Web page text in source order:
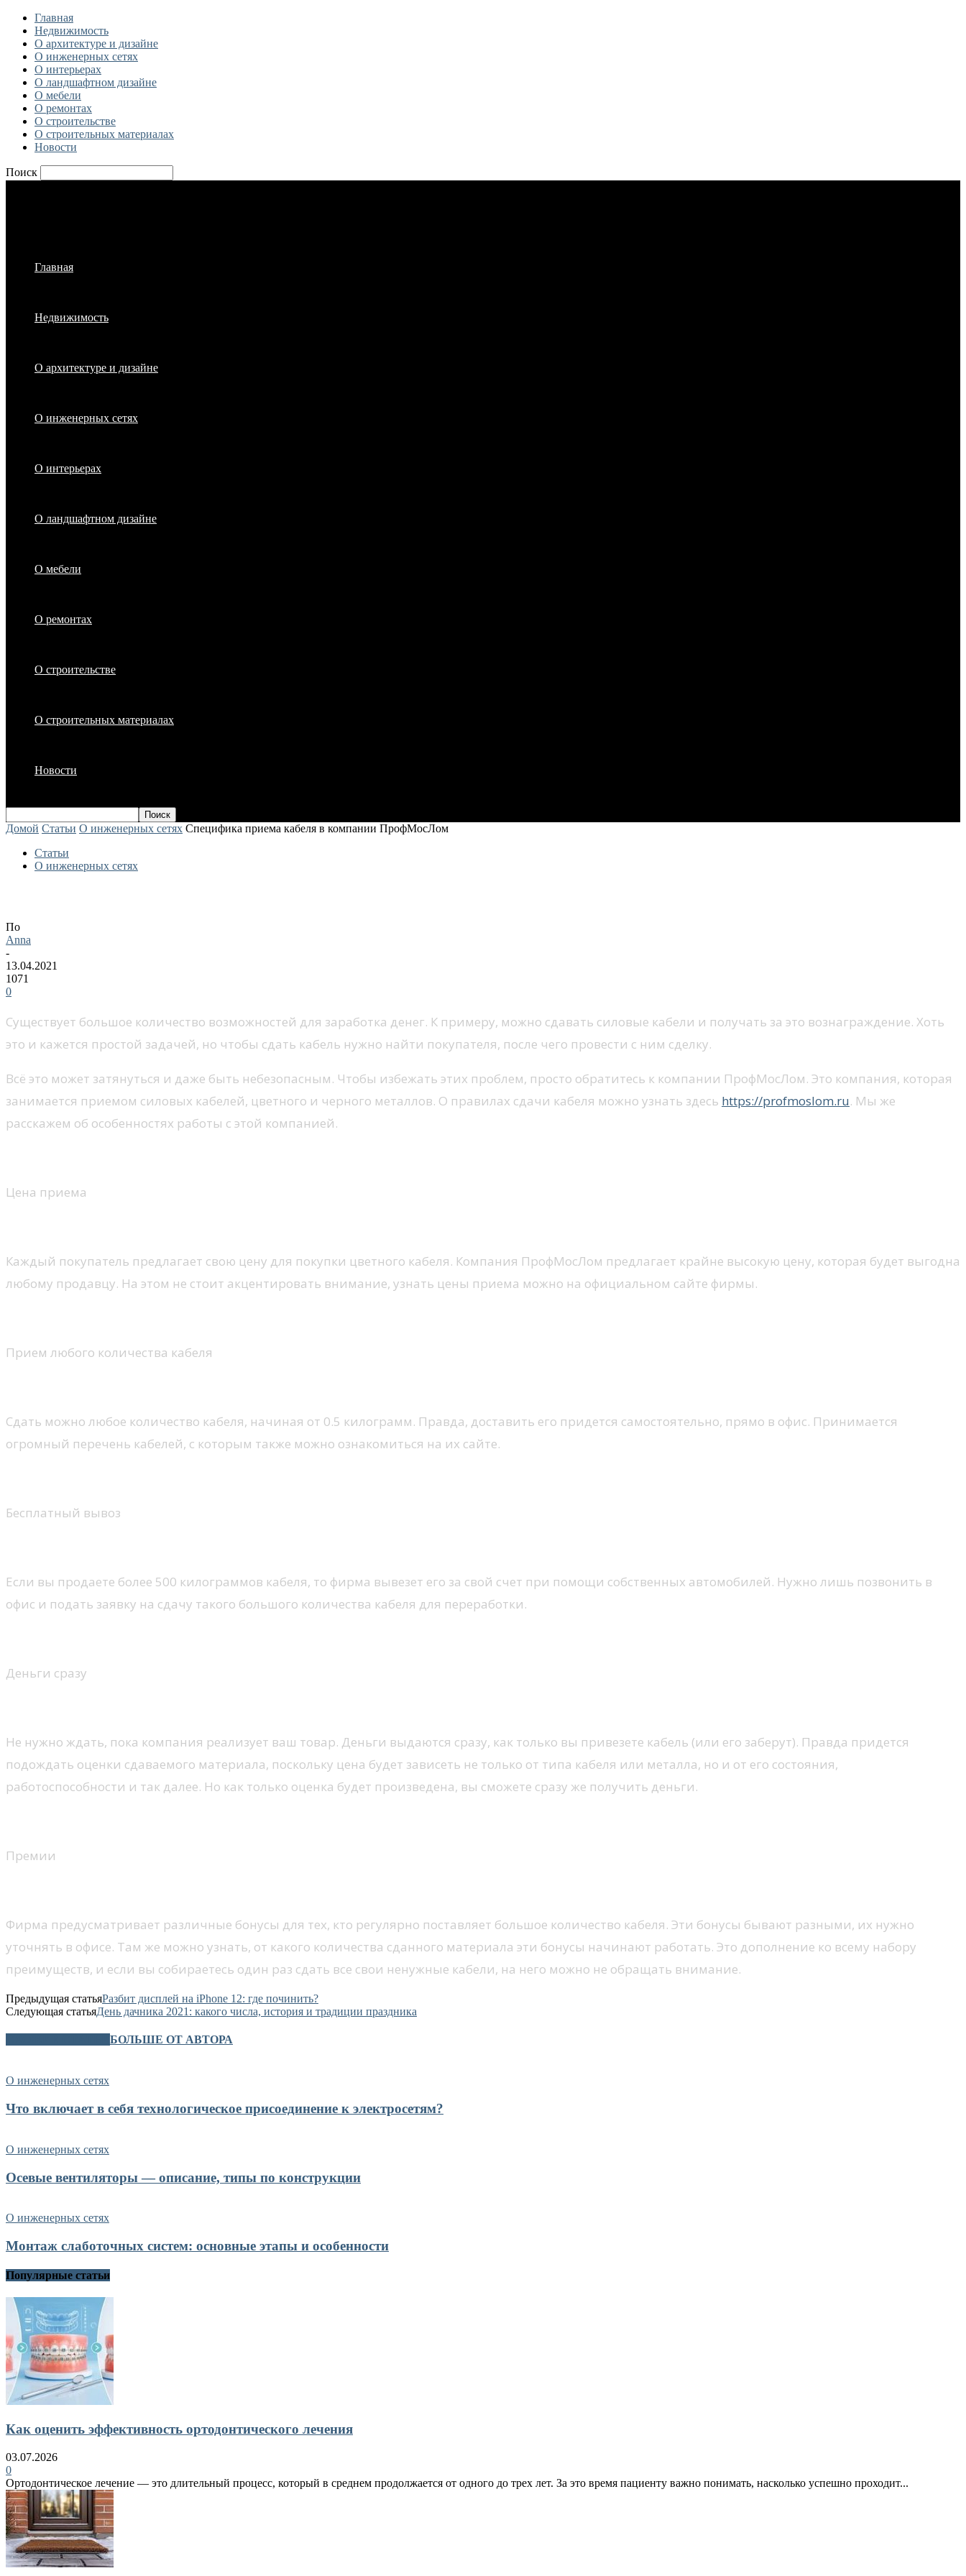
Главная
Недвижимость
О архитектуре и дизайне
О инженерных сетях
О интерьерах
О ландшафтном дизайне
О мебели
О ремонтах
О строительстве
О строительных материалах
Новости
Поиск
Главная
Недвижимость
О архитектуре и дизайне
О инженерных сетях
О интерьерах
О ландшафтном дизайне
О мебели
О ремонтах
О строительстве
О строительных материалах
Новости
Домой Статьи О инженерных сетях Специфика приема кабеля в компании ПрофМосЛом
Статьи
О инженерных сетях
По
Anna
-
13.04.2021
1071
0
Существует большое количество возможностей для заработка денег. К примеру, можно сдавать силовые кабели и получать за это вознаграждение. Хоть
это и кажется простой задачей, но чтобы сдать кабель нужно найти покупателя, после чего провести с ним сделку.
Всё это может затянуться и даже быть небезопасным. Чтобы избежать этих проблем, просто обратитесь к компании ПрофМосЛом. Это компания, которая
занимается приемом силовых кабелей, цветного и черного металлов. О правилах сдачи кабеля можно узнать здесь https://profmoslom.ru. Мы же
расскажем об особенностях работы с этой компанией.
Цена приема
Каждый покупатель предлагает свою цену для покупки цветного кабеля. Компания ПрофМосЛом предлагает крайне высокую цену, которая будет выгодна
любому продавцу. На этом не стоит акцентировать внимание, узнать цены приема можно на официальном сайте фирмы.
Прием любого количества кабеля
Сдать можно любое количество кабеля, начиная от 0.5 килограмм. Правда, доставить его придется самостоятельно, прямо в офис. Принимается
огромный перечень кабелей, с которым также можно ознакомиться на их сайте.
Бесплатный вывоз
Если вы продаете более 500 килограммов кабеля, то фирма вывезет его за свой счет при помощи собственных автомобилей. Нужно лишь позвонить в
офис и подать заявку на сдачу такого большого количества кабеля для переработки.
Деньги сразу
Не нужно ждать, пока компания реализует ваш товар. Деньги выдаются сразу, как только вы привезете кабель (или его заберут). Правда придется
подождать оценки сдаваемого материала, поскольку цена будет зависеть не только от типа кабеля или металла, но и от его состояния,
работоспособности и так далее. Но как только оценка будет произведена, вы сможете сразу же получить деньги.
Премии
Фирма предусматривает различные бонусы для тех, кто регулярно поставляет большое количество кабеля. Эти бонусы бывают разными, их нужно
уточнять в офисе. Там же можно узнать, от какого количества сданного материала эти бонусы начинают работать. Это дополнение ко всему набору
преимуществ, и если вы собираетесь один раз сдать все свои ненужные кабели, на него можно не обращать внимание.
Предыдущая статьяРазбит дисплей на iPhone 12: где починить?
Следующая статьяДень дачника 2021: какого числа, история и традиции праздника
БОЛЬШЕ ОТ АВТОРА
О инженерных сетях
Что включает в себя технологическое присоединение к электросетям?
О инженерных сетях
Осевые вентиляторы — описание, типы по конструкции
О инженерных сетях
Монтаж слаботочных систем: основные этапы и особенности
Популярные статьи
Как оценить эффективность ортодонтического лечения
03.07.2026
0
Ортодонтическое лечение — это длительный процесс, который в среднем продолжается от одного до трех лет. За это время пациенту важно понимать, насколько успешно проходит...